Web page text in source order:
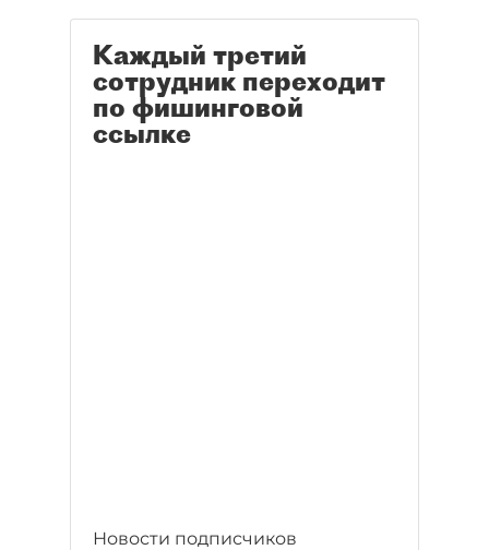
Каждый третий
сотрудник переходит
по фишинговой
ссылке
Новости подписчиков